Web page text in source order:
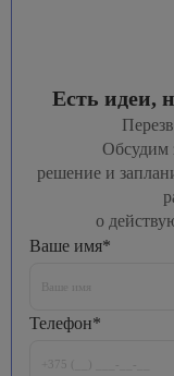
Есть идеи,
Обсудим
решение и
о
Ваше имя*
Телефон*